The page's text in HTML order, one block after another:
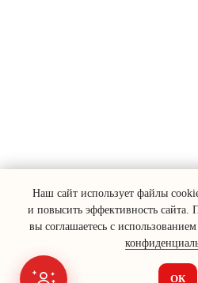
Наш сайт использует файлы
и повысить эффективность сайта.
вы соглашаетесь с
ОК